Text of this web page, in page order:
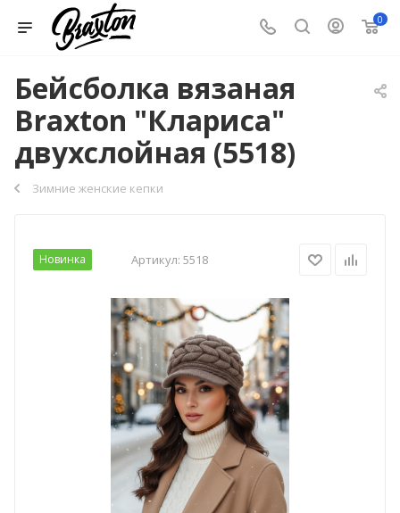
0
Бейсболка вязаная
Braxton "Клариса"
двухслойная (5518)
Зимние женские кепки
Новинка Артикул: 5518